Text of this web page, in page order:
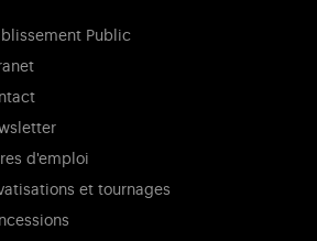
Public
d'emploi
et tournages